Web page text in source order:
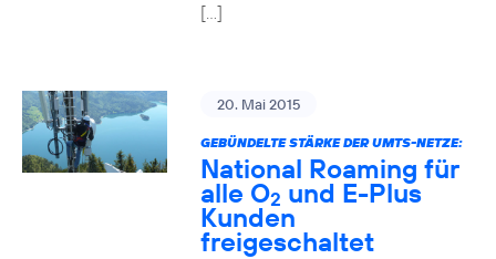
[…]
20. Mai 2015
GEBÜNDELTE STÄRKE DER UMTS-NETZE:
National Roaming für
alle O2 und E-Plus
Kunden
freigeschaltet